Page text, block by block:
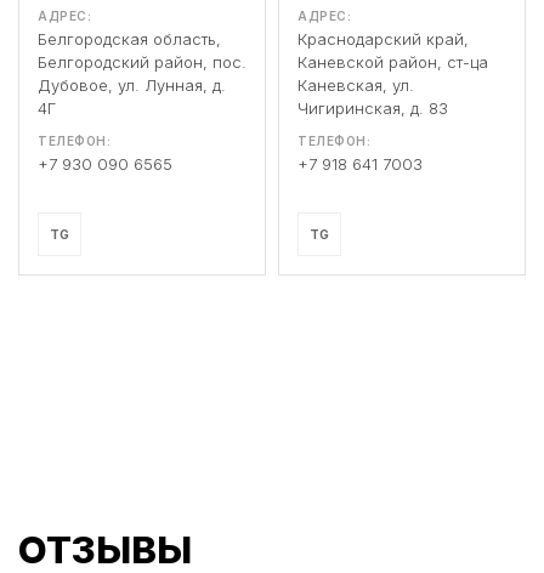
АДРЕС:
Белгородская область,
Белгородский район, пос.
Дубовое, ул. Лунная, д.
4Г
ТЕЛЕФОН:
+7 930 090 6565
TG
АДРЕС:
Краснодарский край,
Каневской район, ст-ца
Каневская, ул.
Чигиринская, д. 83
ТЕЛЕФОН:
+7 918 641 7003
TG
ОТЗЫВЫ